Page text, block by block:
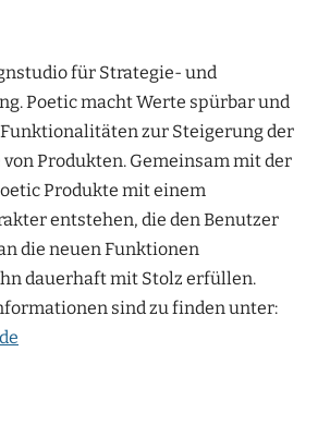
für Strategie- und
Poetic macht Werte spürbar und
zur Steigerung der
Produkten. Gemeinsam mit der
Produkte mit einem
entstehen, die den Benutzer
die neuen Funktionen
dauerhaft mit Stolz erfüllen.
sind zu finden unter: